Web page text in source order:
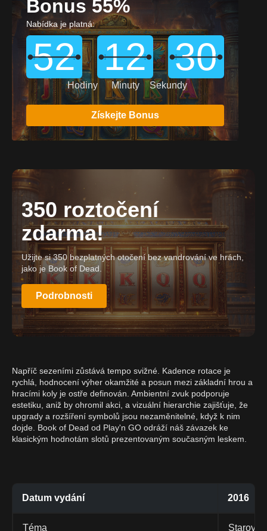
Bonus 55%
Nabídka je platná:
52 12 28
Hodiny Minuty Sekundy
Získejte Bonus
350 roztočení
zdarma!
Užijte si 350 bezplatných otočení bez vandrování ve hrách,
jako je Book of Dead.
Podrobnosti
Napříč sezeními zůstává tempo svižné. Kadence rotace je
rychlá, hodnocení výher okamžité a posun mezi základní hrou a
hracími koly je ostře definován. Ambientní zvuk podporuje
estetiku, aniž by ohromil akci, a vizuální hierarchie zajišťuje, že
upgrady a rozšíření symbolů jsou nezaměnitelné, když k nim
dojde. Book of Dead od Play'n GO odráží náš závazek ke
klasickým hodnotám slotů prezentovaným současným leskem.
Datum vydání 2016
Téma